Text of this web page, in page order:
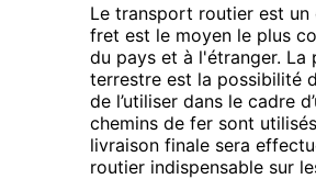
Le transport routier est un
fret est le moyen le plus
du pays et à l'étranger.
terrestre est la possibilité
de l’utiliser dans le cadre
chemins de fer sont
livraison finale sera
routier indispensable sur